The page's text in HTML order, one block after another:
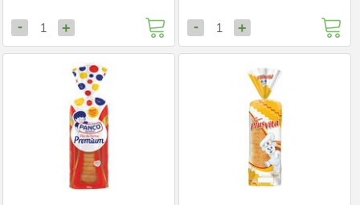
- 1 + - 1 +